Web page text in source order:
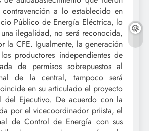
contravención a lo establecido en
Público de Energía Eléctrica, lo
ilegalidad, no será reconocida,
la CFE. Igualmente, la generación
productores independientes de
de permisos sobrepuestos al
de la central, tampoco será
en su articulado el proyecto
del Ejecutivo. De acuerdo con la
por el vicecoordinador priista, el
de Control de Energía con sus